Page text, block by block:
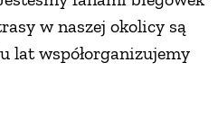
w naszej okolicy są
lat współorganizujemy